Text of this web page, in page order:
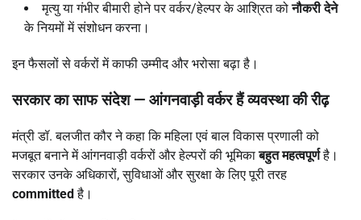
मृत्यु या गंभीर बीमारी होने पर वर्कर/हेल्पर के आश्रित कोनौकरी देने
के नियमों में संशोधन करना।
इन फैसलों से वर्करों में काफी उम्मीद और भरोसा बढ़ा है।
सरकार का साफ संदेश — आंगनवाड़ी वर्कर हैं व्यवस्था की रीढ़
मंत्री डॉ. बलजीत कौर ने कहा कि महिला एवं बाल विकास प्रणाली को
मजबूत बनाने में आंगनवाड़ी वर्करों और हेल्परों की भूमिकाबहुत महत्वपूर्णहै।
सरकार उनके अधिकारों, सुविधाओं और सुरक्षा के लिए पूरी तरह
committedहै।